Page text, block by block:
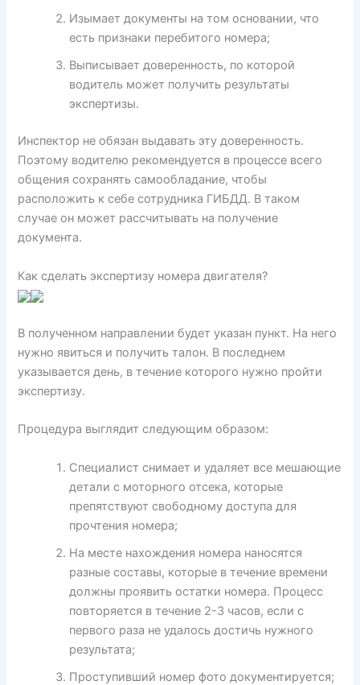
Изымает документы на том основании, что
есть признаки перебитого номера;
Выписывает доверенность, по которой
водитель может получить результаты
экспертизы.
Инспектор не обязан выдавать эту доверенность.
Поэтому водителю рекомендуется в процессе всего
общения сохранять самообладание, чтобы
расположить к себе сотрудника ГИБДД. В таком
случае он может рассчитывать на получение
документа.
Как сделать экспертизу номера двигателя?
В полученном направлении будет указан пункт. На него
нужно явиться и получить талон. В последнем
указывается день, в течение которого нужно пройти
экспертизу.
Процедура выглядит следующим образом:
Специалист снимает и удаляет все мешающие
детали с моторного отсека, которые
препятствуют свободному доступа для
прочтения номера;
На месте нахождения номера наносятся
разные составы, которые в течение времени
должны проявить остатки номера. Процесс
повторяется в течение 2-3 часов, если с
первого раза не удалось достичь нужного
результата;
Проступивший номер фото документируется;